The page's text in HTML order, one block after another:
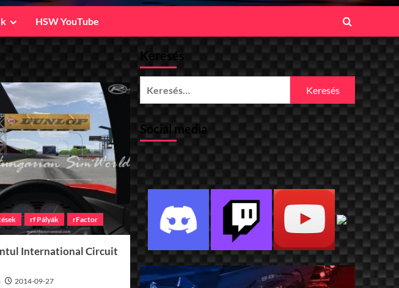
HSW YouTube
rf Pályák rFactor
International Circuit
2014-09-27
Keresés
Social media